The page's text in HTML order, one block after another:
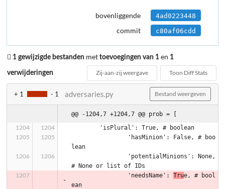
bovenliggende 4ad0223448
commit c80af06cdd
1 gewijzigde bestanden met toevoegingen van 1 en 1
verwijderingen Zij-aan-zij weergave Toon Diff Stats
+ 1 - 1 adversaries.py Bestand weergeven
@@ -1204,7 +1204,7 @@ prob = [
        'isPlural': True, # boolean
lean
# None or list of IDs
		'needsName':
True, # bool
ean